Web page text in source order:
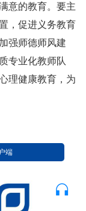
意的教育。要主
，促进义务教育
强师德师风建
专业化教师队
理健康教育，为
端